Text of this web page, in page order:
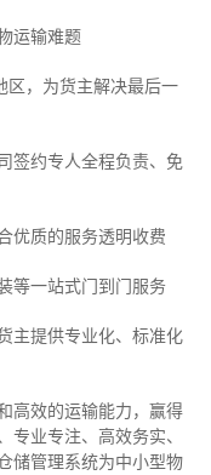
运输难题
区，为货主解决最后一
签约专人全程负责、免
优质的服务透明收费
等一站式门到门服务
主提供专业化、标准化
高效的运输能力，赢得
专业专注、高效务实、
储管理系统为中小型物